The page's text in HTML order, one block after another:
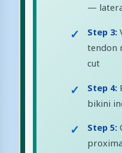
—
Step 3:
tendon
cut
Step 4:
bikini
Step 5: